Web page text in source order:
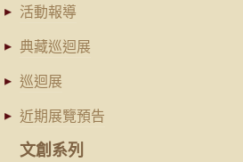
活動報導
典藏巡迴展
巡迴展
近期展覽預告
文創系列